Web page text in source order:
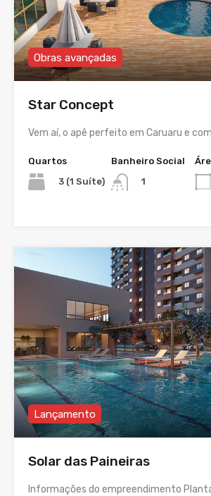
Obras avançadas
Star Concept
Vem aí, o apê perfeito em Caruaru e
Quartos
3 (1 Suíte)
Banheiro Social
1
Lançamento
Solar das Paineiras
Informações do empreendimento